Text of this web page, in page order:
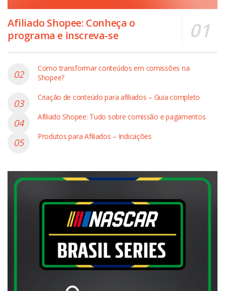
Afiliado Shopee: Conheça o
programa e inscreva-se
Como transformar conteúdos em comissões na
Shopee?
Criação de conteúdo para afiliados – Guia completo
Afiliado Shopee: Tudo sobre comissão e pagamentos
Produtos para Afiliados – Indicações